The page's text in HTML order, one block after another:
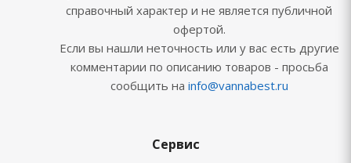
справочный характер и не является публичной
офертой.
Если вы нашли неточность или у вас есть другие
комментарии по описанию товаров - просьба
сообщить на info@vannabest.ru
Сервис